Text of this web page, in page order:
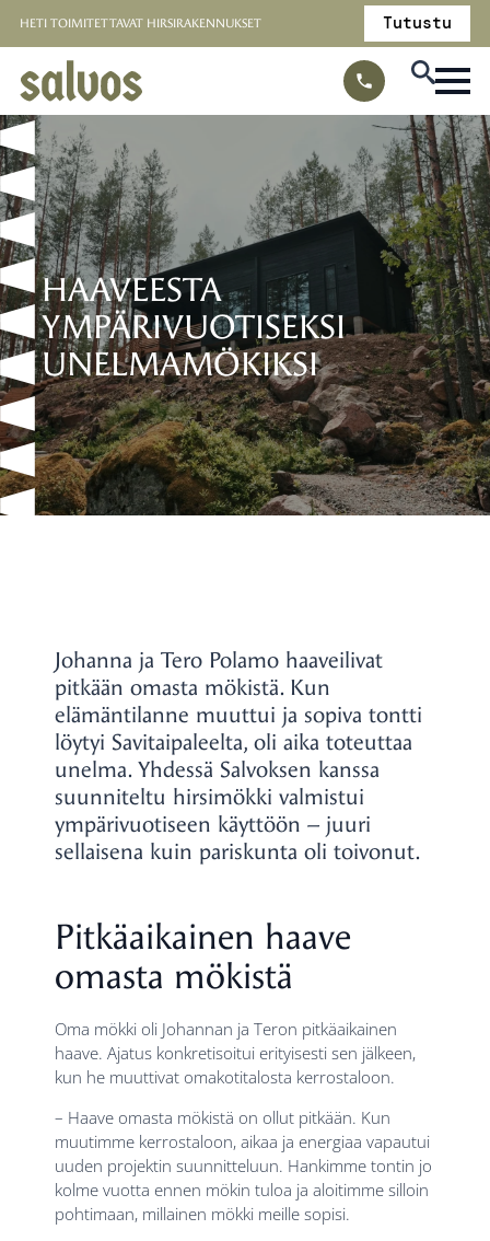
HETI TOIMITETTAVAT HIRSIRAKENNUKSET Tutustu
HAAVEESTA
YMPÄRIVUOTISEKSI
UNELMAMÖKIKSI
Johanna ja Tero Polamo haaveilivat
pitkään omasta mökistä. Kun
elämäntilanne muuttui ja sopiva tontti
löytyi Savitaipaleelta, oli aika toteuttaa
unelma. Yhdessä Salvoksen kanssa
suunniteltu hirsimökki valmistui
ympärivuotiseen käyttöön – juuri
sellaisena kuin pariskunta oli toivonut.
Pitkäaikainen haave
omasta mökistä
Oma mökki oli Johannan ja Teron pitkäaikainen
haave. Ajatus konkretisoitui erityisesti sen jälkeen,
kun he muuttivat omakotitalosta kerrostaloon.
– Haave omasta mökistä on ollut pitkään. Kun
muutimme kerrostaloon, aikaa ja energiaa vapautui
uuden projektin suunnitteluun. Hankimme tontin jo
kolme vuotta ennen mökin tuloa ja aloitimme silloin
pohtimaan, millainen mökki meille sopisi.